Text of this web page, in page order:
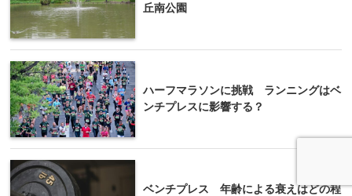
丘南公園
ハーフマラソンに挑戦 ランニングはベ
ンチプレスに影響する？
ベンチプレス 年齢による衰えはどの程